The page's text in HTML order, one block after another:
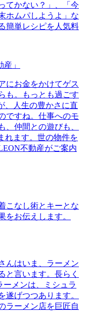
てかない？」、「今
ホムパしようよ」な
簡単レシピを人気料
」
にお金をかけてゲス
も。もっとも過ごす
、人生の豊かさに直
ですね。仕事へのモ
、仲間との遊びも、
れます。世の物件を
不動産がご案内
こなし術とキーとな
をお伝えします。
んはいま、ラーメン
と言います。長らく
メンは、ミシュラ
遂げつつあります。
ラーメン店を巨匠自